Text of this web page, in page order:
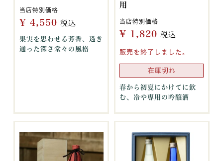
当店特別価格
¥ 4,550 税込
果実を思わせる芳香、透き
通った深さ堂々の風格
用
当店特別価格
¥ 1,820 税込
販売を終了しました。
在庫切れ
春から初夏にかけてに飲
む、冷や専用の吟醸酒